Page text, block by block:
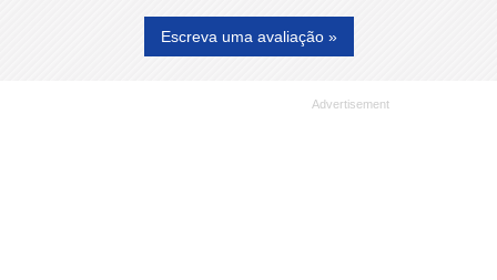
Escreva uma avaliação »